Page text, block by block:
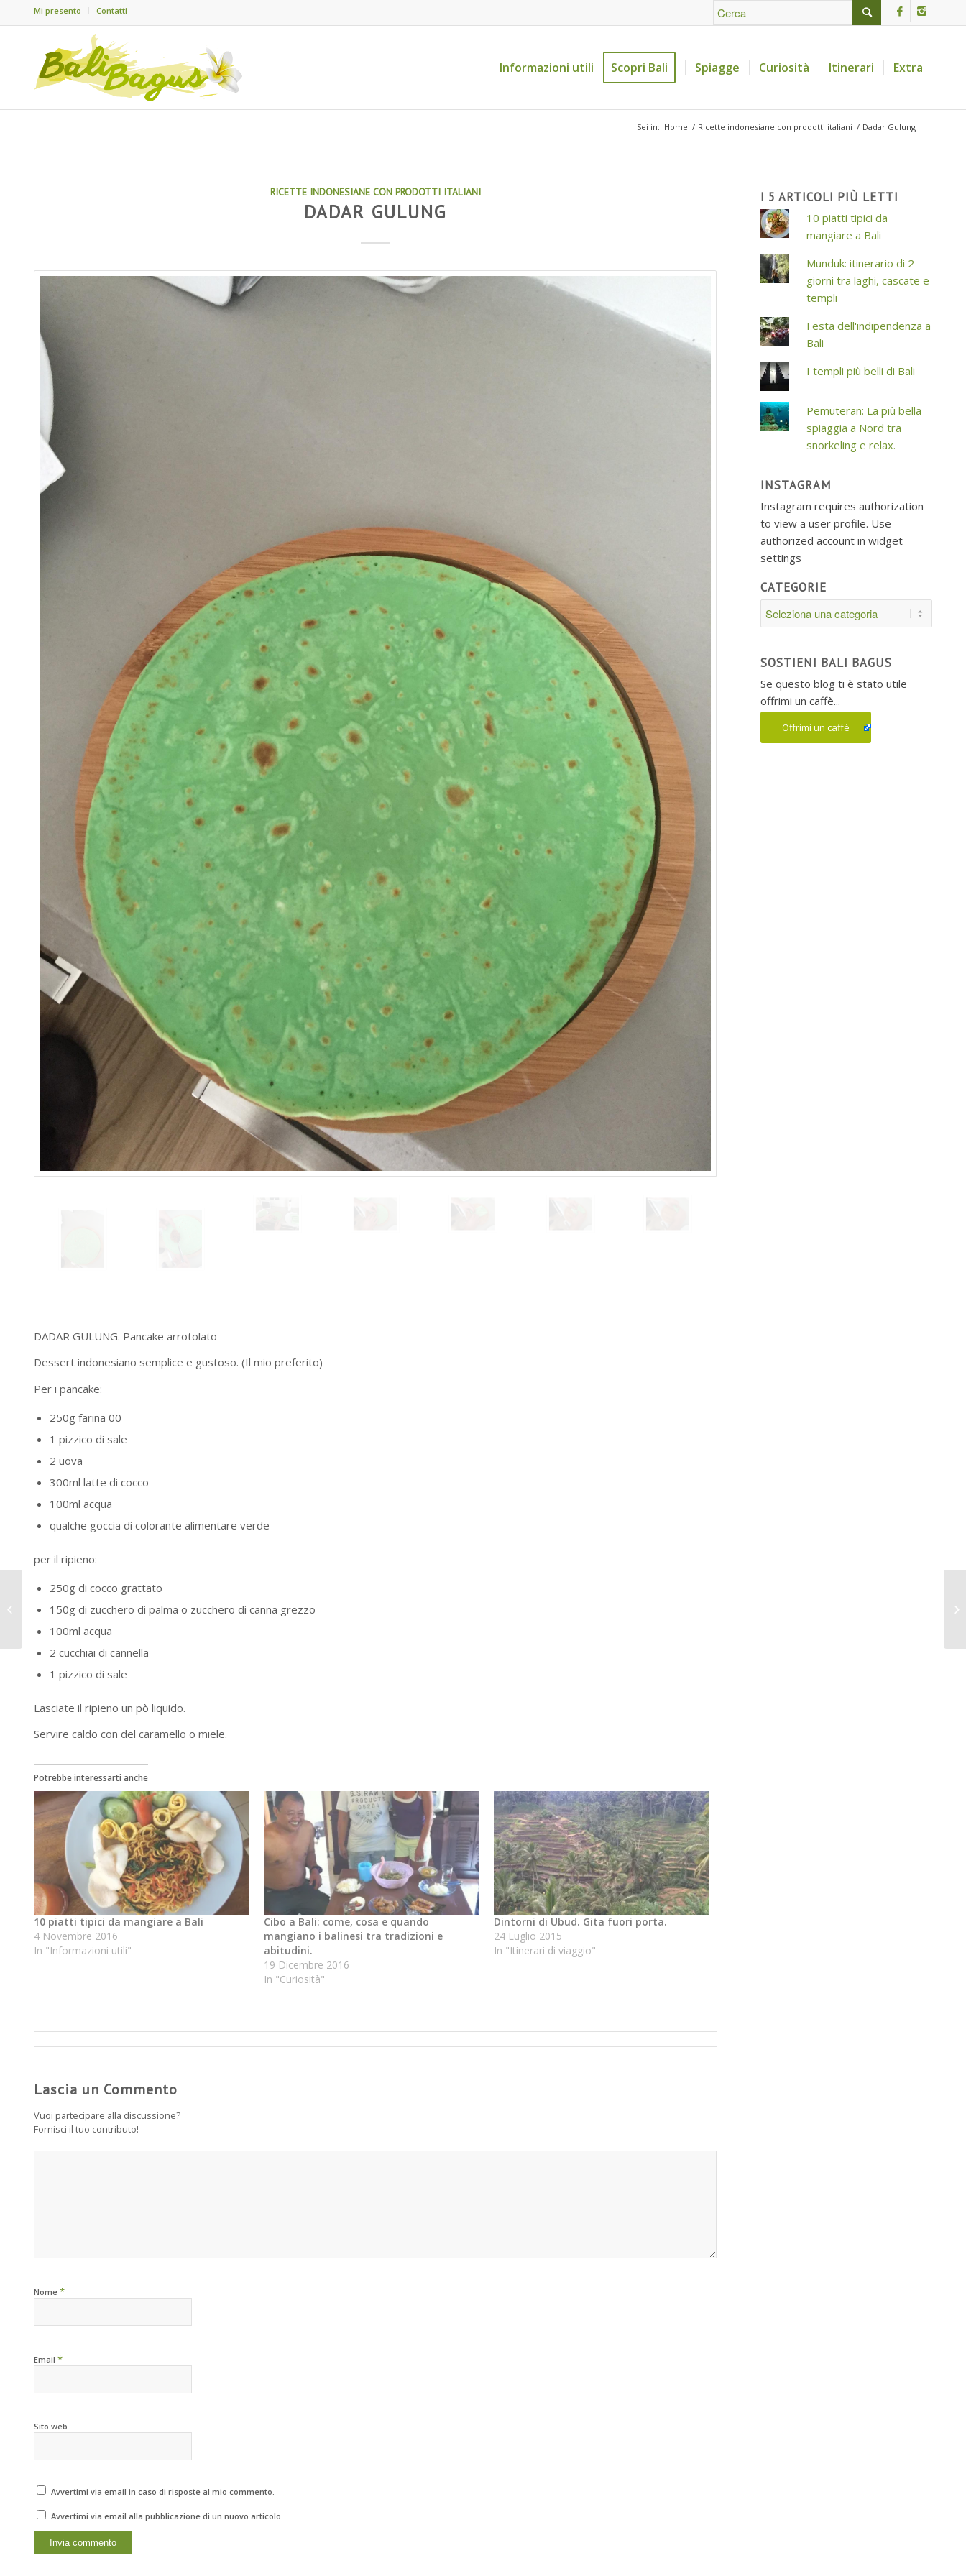
Mi presento Contatti
Informazioni utili Scopri Bali Spiagge Curiosità Itinerari Extra
Sei in: Home / Ricette indonesiane con prodotti italiani / Dadar Gulung
RICETTE INDONESIANE CON PRODOTTI ITALIANI
DADAR GULUNG
DADAR GULUNG. Pancake arrotolato
Dessert indonesiano semplice e gustoso. (Il mio preferito)
Per i pancake:
250g farina 00
1 pizzico di sale
2 uova
300ml latte di cocco
100ml acqua
qualche goccia di colorante alimentare verde
per il ripieno:
250g di cocco grattato
150g di zucchero di palma o zucchero di canna grezzo
100ml acqua
2 cucchiai di cannella
1 pizzico di sale
Lasciate il ripieno un pò liquido.
Servire caldo con del caramello o miele.
Potrebbe interessarti anche
10 piatti tipici da mangiare a Bali
4 Novembre 2016
In "Informazioni utili"
Cibo a Bali: come, cosa e quando
mangiano i balinesi tra tradizioni e
abitudini.
19 Dicembre 2016
In "Curiosità"
Dintorni di Ubud. Gita fuori porta.
24 Luglio 2015
In "Itinerari di viaggio"
Lascia un Commento
Vuoi partecipare alla discussione?
Fornisci il tuo contributo!
Nome *
Email *
Sito web
Avvertimi via email in caso di risposte al mio commento.
Avvertimi via email alla pubblicazione di un nuovo articolo.
I 5 ARTICOLI PIÙ LETTI
10 piatti tipici da
mangiare a Bali
Munduk: itinerario di 2
giorni tra laghi, cascate e
templi
Festa dell'indipendenza a
Bali
I templi più belli di Bali
Pemuteran: La più bella
spiaggia a Nord tra
snorkeling e relax.
INSTAGRAM
Instagram requires authorization
to view a user profile. Use
authorized account in widget
settings
CATEGORIE
Categorie
SOSTIENI BALI BAGUS
Se questo blog ti è stato utile
offrimi un caffè...
Offrimi un caffè
per Bali?